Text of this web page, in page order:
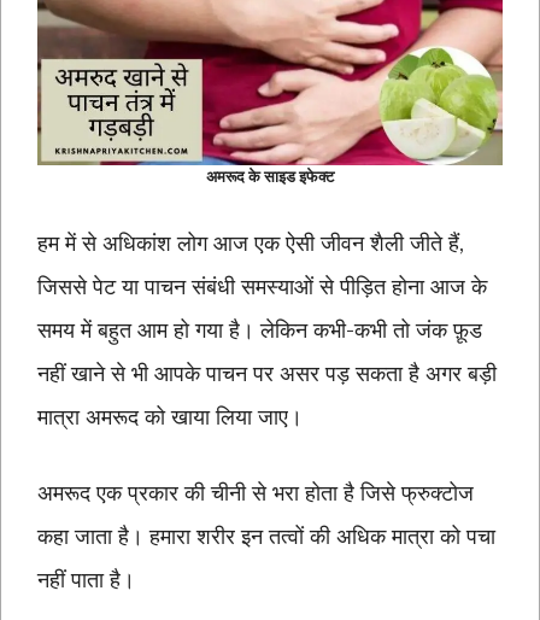
अमरूद के साइड इफेक्ट
हम में से अधिकांश लोग आज एक ऐसी जीवन शैली जीते हैं,
जिससे पेट या पाचन संबंधी समस्याओं से पीड़ित होना आज के
समय में बहुत आम हो गया है। लेकिन कभी-कभी तो जंक फ़ूड
नहीं खाने से भी आपके पाचन पर असर पड़ सकता है अगर बड़ी
मात्रा अमरूद को खाया लिया जाए।
अमरूद एक प्रकार की चीनी से भरा होता है जिसे फ्रुक्टोज
कहा जाता है। हमारा शरीर इन तत्वों की अधिक मात्रा को पचा
नहीं पाता है।